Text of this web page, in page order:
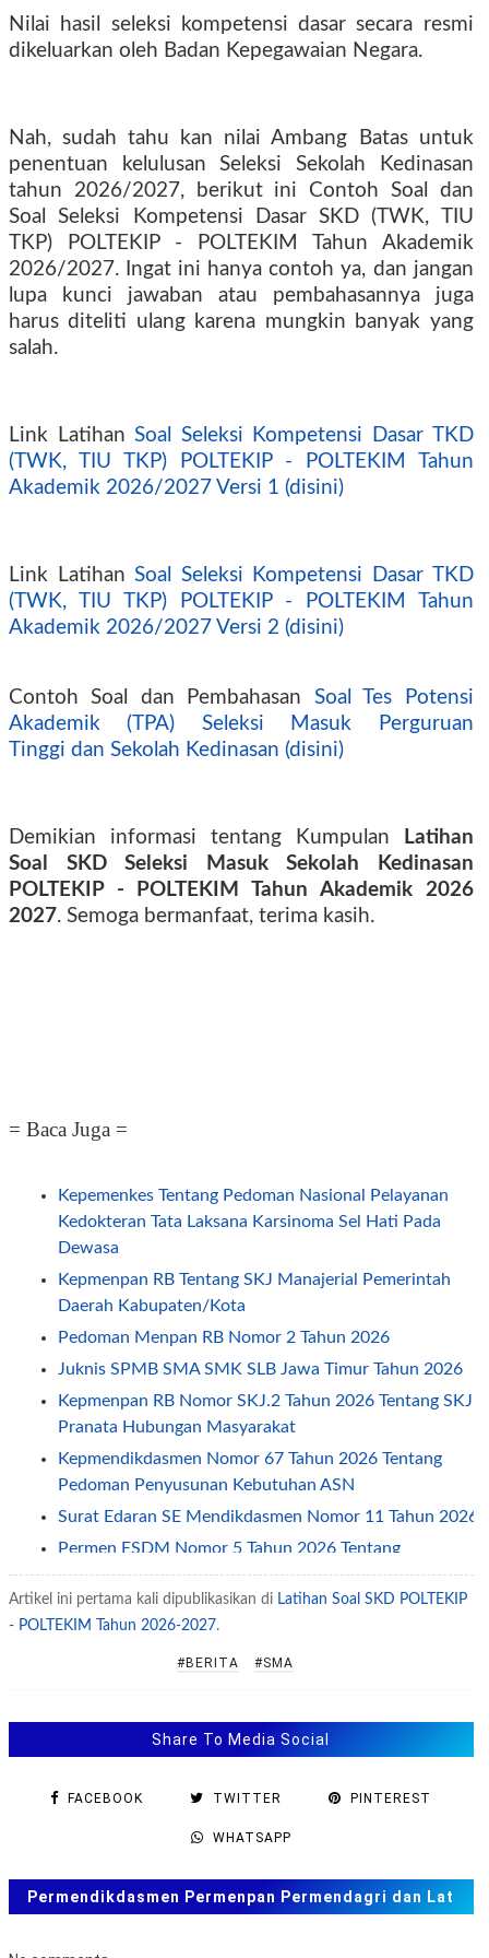
Nilai hasil seleksi kompetensi dasar secara resmi
dikeluarkan oleh Badan Kepegawaian Negara.
Nah, sudah tahu kan nilai Ambang Batas untuk
penentuan kelulusan Seleksi Sekolah Kedinasan
tahun 2026/2027, berikut ini Contoh Soal dan
Soal Seleksi Kompetensi Dasar SKD (TWK, TIU
TKP) POLTEKIP - POLTEKIM Tahun Akademik
2026/2027. Ingat ini hanya contoh ya, dan jangan
lupa kunci jawaban atau pembahasannya juga
harus diteliti ulang karena mungkin banyak yang
salah.
Link LatihanSoal Seleksi Kompetensi Dasar TKD
(TWK, TIU TKP) POLTEKIP - POLTEKIM Tahun
Akademik 2026/2027 Versi 1 (disini)
Link LatihanSoal Seleksi Kompetensi Dasar TKD
(TWK, TIU TKP) POLTEKIP - POLTEKIM Tahun
Akademik 2026/2027 Versi 2 (disini)
Contoh Soal dan Pembahasan Soal Tes Potensi
Akademik (TPA) Seleksi Masuk Perguruan
Tinggi dan Sekolah Kedinasan (disini)
Demikian informasi tentang Kumpulan
Latihan
Soal SKD Seleksi Masuk Sekolah Kedinasan
POLTEKIP - POLTEKIM Tahun Akademik 2026
2027. Semoga bermanfaat, terima kasih.
= Baca Juga =
Kepemenkes Tentang Pedoman Nasional Pelayanan
Kedokteran Tata Laksana Karsinoma Sel Hati Pada
Dewasa
Kepmenpan RB Tentang SKJ Manajerial Pemerintah
Daerah Kabupaten/Kota
Pedoman Menpan RB Nomor 2 Tahun 2026
Juknis SPMB SMA SMK SLB Jawa Timur Tahun 2026
Kepmenpan RB Nomor SKJ.2 Tahun 2026 Tentang SKJ
Pranata Hubungan Masyarakat
Kepmendikdasmen Nomor 67 Tahun 2026 Tentang
Pedoman Penyusunan Kebutuhan ASN
Surat Edaran SE Mendikdasmen Nomor 11 Tahun 2026
Permen ESDM Nomor 5 Tahun 2026 Tentang
Pemberian Tunjangan Kinerja Pegawai
Jadwal Penerapan One Way dan Ganjil Genap Pada
Libur Idul Fitri 2026
Permendagri Nomor 2 Tahun 2026 Tentang
SE Sesjen Kemendikdasmen No 2/2026 tentang Jam
Kerja ASN Selama Ramadhan 2026
Penanggulangan Tuberkulosis
Permendikdasmen Nomor 8 Tahun 2026
Fungsional Analis Kerja Sama
Artikel ini pertama kali dipublikasikan di Latihan Soal SKD POLTEKIP
- POLTEKIM Tahun 2026-2027.
#BERITA #SMA
Share To Media Social
FACEBOOK TWITTER PINTEREST
WHATSAPP
Permendikdasmen Permenpan Permendagri dan Lat